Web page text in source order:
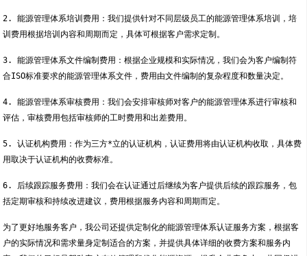
2. 能源管理体系培训费用：我们提供针对不同层级员工的能源管理体系培训，培
训费用根据培训内容和周期而定，具体可根据客户需求定制。
3. 能源管理体系文件编制费用：根据企业规模和实际情况，我们会为客户编制符
合ISO标准要求的能源管理体系文件，费用由文件编制的复杂程度和数量决定。
4. 能源管理体系审核费用：我们会安排审核师对客户的能源管理体系进行审核和
评估，审核费用包括审核师的工时费用和出差费用。
5. 认证机构费用：作为三方*立的认证机构，认证费用将由认证机构收取，具体费
用取决于认证机构的收费标准。
6. 后续跟踪服务费用：我们会在认证通过后继续为客户提供后续的跟踪服务，包
括定期审核和持续改进建议，费用根据服务内容和周期而定。
为了更好地服务客户，我公司还提供定制化的能源管理体系认证服务方案，根据客
户的实际情况和需求量身定制适合的方案，并提供具体详细的收费方案和服务内